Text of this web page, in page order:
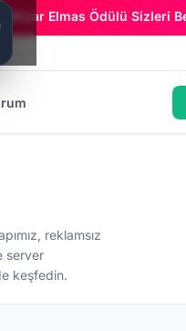
Milyar Elmas Ödülü Sizleri
reklamsız
server
keşfedin.